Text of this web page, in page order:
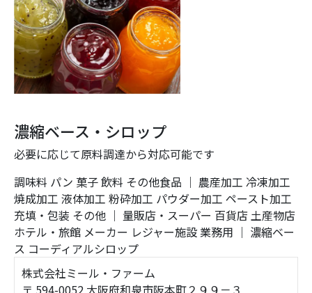
濃縮ベース・シロップ
必要に応じて原料調達から対応可能です
調味料 パン 菓子飲料 その他食品 ｜ 農産加工 冷凍加工
焼成加工 液体加工 粉砕加工 パウダー加工 ペースト加工
充填・包装 その他 ｜ 量販店・スーパー 百貨店土産物店
ホテル・旅館 メーカー レジャー施設業務用 ｜ 濃縮ベー
ス コーディアルシロップ
株式会社ミール・ファーム
〒 594-0052 大阪府和泉市阪本町２９９－３